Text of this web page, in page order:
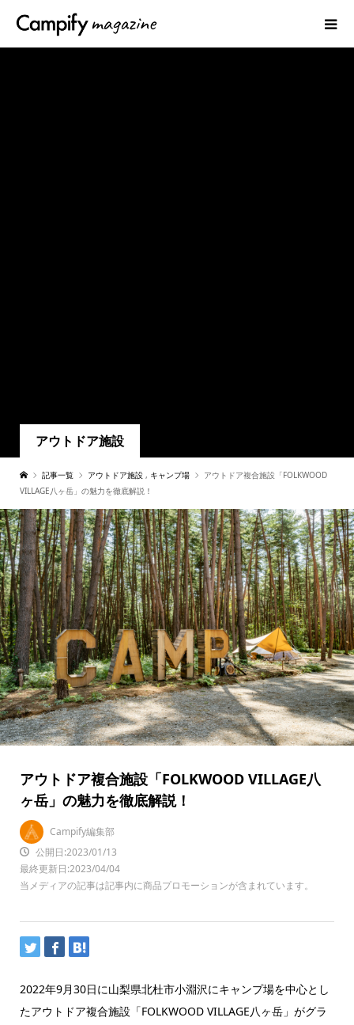
アウトドア施設
記事一覧 アウトドア施設 , キャンプ場
アウトドア複合施設「FOLKWOOD
VILLAGE八ヶ岳」の魅力を徹底解説！
アウトドア複合施設「FOLKWOOD VILLAGE八
ヶ岳」の魅力を徹底解説！
Campify編集部
公開日:2023/01/13
最終更新日:2023/04/04
当メディアの記事は記事内に商品プロモーションが含まれています。
2022年9月30日に山梨県北杜市小淵沢にキャンプ場を中心とし
たアウトドア複合施設「FOLKWOOD VILLAGE八ヶ岳」がグラ